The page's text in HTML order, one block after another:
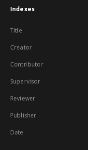
Indexes
Title
Creator
Contributor
Supervisor
Reviewer
Publisher
Date